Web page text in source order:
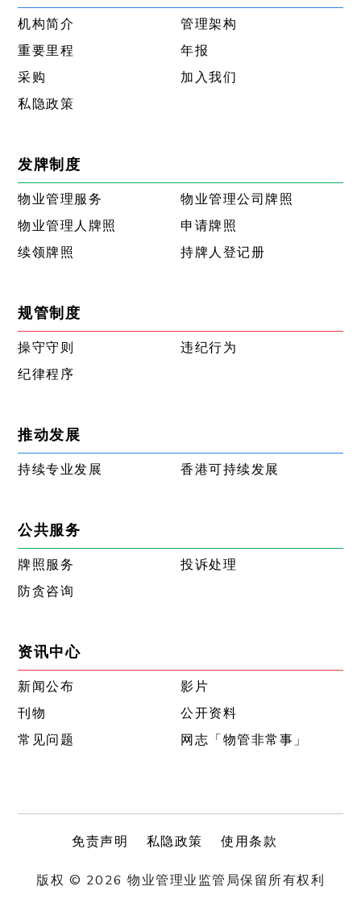
机构简介
管理架构
重要里程
年报
采购
加入我们
私隐政策
发牌制度
物业管理服务
物业管理公司牌照
物业管理人牌照
申请牌照
续领牌照
持牌人登记册
规管制度
操守守则
违纪行为
纪律程序
推动发展
持续专业发展 香港可持续发展
公共服务
牌照服务
投诉处理
防贪咨询
资讯中心
新闻公布
影片
刊物
公开资料
常见问题
网志「物管非常事」
免责声明 私隐政策 使用条款
版权 © 2026 物业管理业监管局保留所有权利